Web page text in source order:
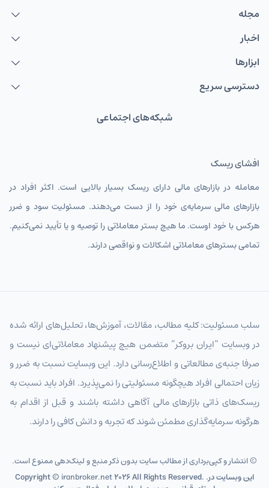
مجله
اخبار
ابزارها
دسترسی سریع
شبکه‌های اجتماعی
افشای ریسک
معامله در بازارهای مالی دارای ریسک بسیار بالایی است. اکثر افراد در
بازارهای مالی سرمایه‌ی خود را از دست می‌دهند. مسئولیت سود و ضرر
هرکس با خود اوست. ما هیچ بستر معاملاتی را توصیه و یا تأیید نمی‌کنیم.
تمامی بسترهای معاملاتی اشکالات و نواقصی دارند.
سلب مسئولیت: کلیه مطالب، مقالات، آموزش‌ها، تحلیل‌های ارائه شده
در وبسایت “ایران بروکر” متضمن هیچ پیشنهاد معاملاتی‌ای نیست و
صرفا جنبه‌ی مطالعاتی و اطلاع‌رسانی دارد. این وبسایت نسبت به ضرر و
زیان احتمالی افراد هیچگونه مسئولیتی را نمی‌پذیرد. افراد باید نسبت به
ریسک‌های ذاتی بازارهای مالی آگاهی داشته باشند و قبل از اقدام به
هرگونه سرمایه‌گذاری مطمئن شوند که تجربه و دانش کافی را دارند.
© انتشار و کپی‌برداری از مطالب سایت بدون ذکر منبع و لینک‌دهی ممنوع است.
Copyright © iranbroker.net2026 All Rights Reserved. .این وبسایت در